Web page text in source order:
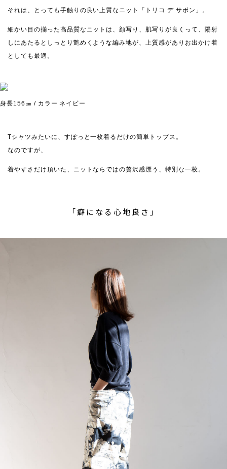
それは、とっても手触りの良い上質なニット「トリコ デ サボン」。
細かい目の揃った高品質なニットは、顔写り、肌写りが良くって、陽射
しにあたるとしっとり艶めくような編み地が、上質感がありお出かけ着
としても最適。
身長156㎝ / カラー ネイビー
Tシャツみたいに、すぽっと一枚着るだけの簡単トップス。
なのですが、
着やすさだけ頂いた、ニットならではの贅沢感漂う、特別な一枚。
「癖になる心地良さ」